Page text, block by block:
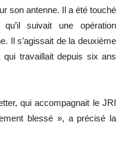
son antenne. Il a été touché
suivait une opération
Il s’agissait de la deuxième
travaillait depuis six ans
qui accompagnait le JRI
blessé », a précisé la